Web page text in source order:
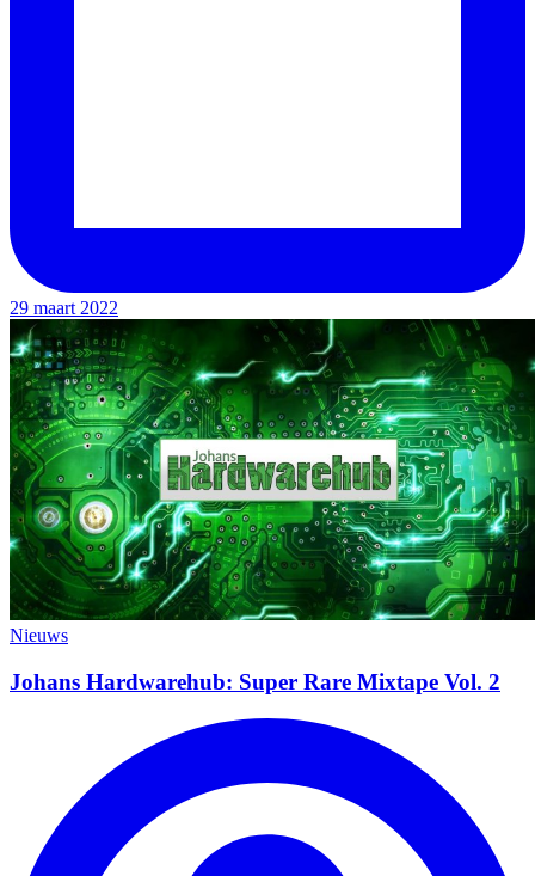
29 maart 2022
Nieuws
Johans Hardwarehub: Super Rare Mixtape Vol. 2